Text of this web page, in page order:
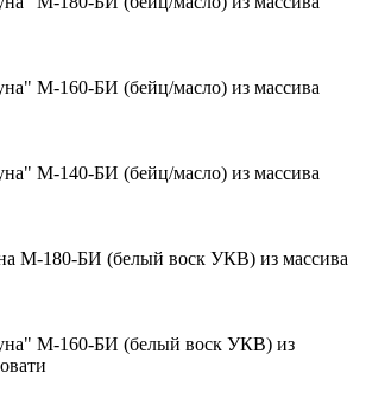
М-160-БИ (бейц/масло) из массива
М-140-БИ (бейц/масло) из массива
М-180-БИ (белый воск УКВ) из массива
М-160-БИ (белый воск УКВ) из